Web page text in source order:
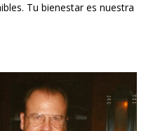
Tu bienestar es nuestra